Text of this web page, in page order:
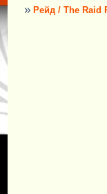
Рейд / The Raid